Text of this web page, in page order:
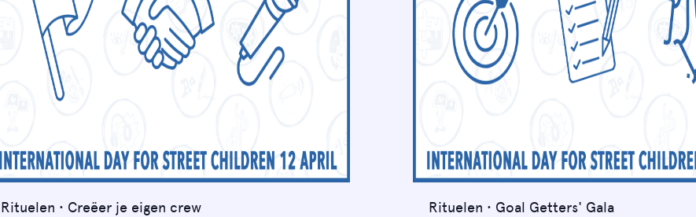
Rituelen • Creëer je eigen crew Rituelen • Goal Getters' Gala